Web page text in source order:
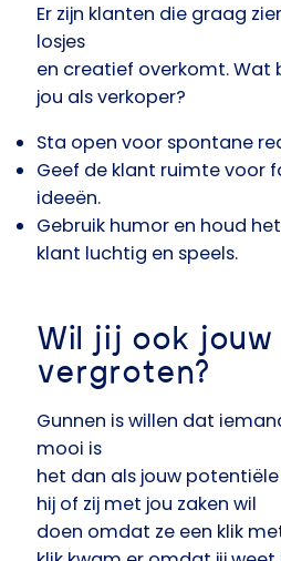
Er zijn klanten die graag
losjes
en creatief overkomt. Wat
jou als verkoper?
Sta open voor spontane
Geef de klant ruimte voor
ideeën.
Gebruik humor en houd
klant luchtig en speels.
Wil jij ook
vergroten?
Gunnen is willen dat
mooi is
het dan als jouw
hij of zij met jou zaken wil
doen omdat ze een klik